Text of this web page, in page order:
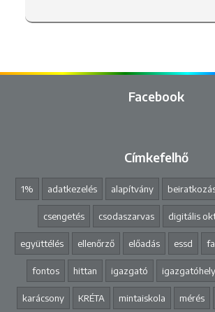
Facebook
Címkefelhő
1% adatkezelés alapítvány
csengetés csodaszarvas digitális
együttélés ellenőrző előadás essd
fontos hittan igazgató
karácsony KRÉTA mintaiskola mérés